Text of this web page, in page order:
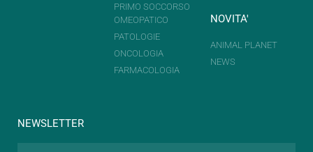
PRIMO SOCCORSO
OMEOPATICO
PATOLOGIE
ONCOLOGIA
FARMACOLOGIA
NOVITA'
ANIMAL PLANET
NEWS
NEWSLETTER